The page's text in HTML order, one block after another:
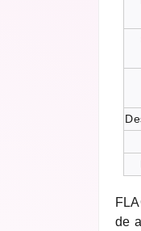
de